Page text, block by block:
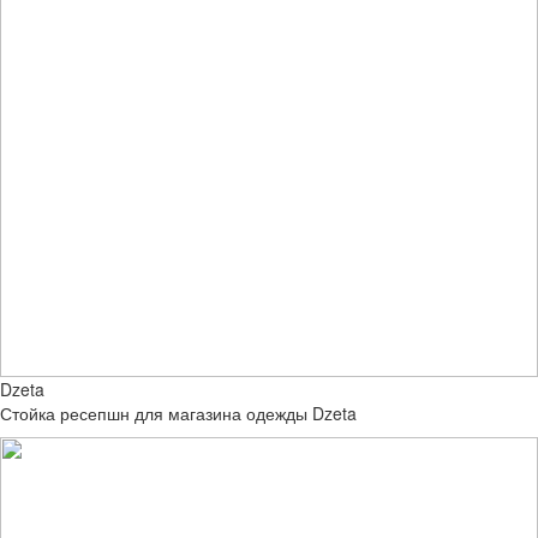
Dzeta
Стойка ресепшн для магазина одежды Dzeta